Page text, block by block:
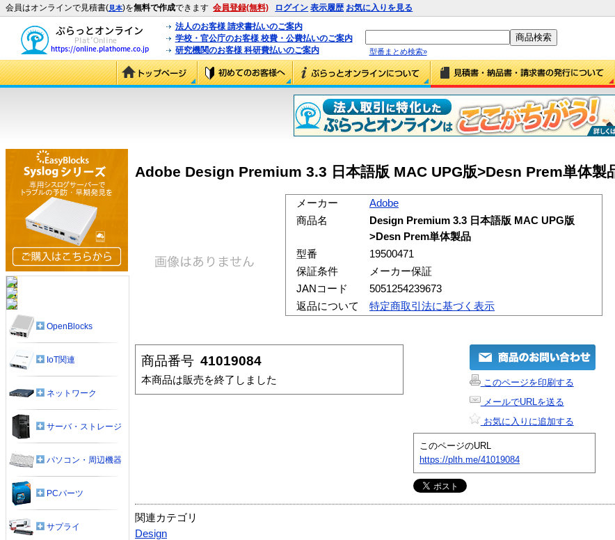
会員はオンラインで見積書(見本)を無料で作成できます 会員登録(無料) ログイン 表示履歴 お気に入りを見る
法人のお客様 請求書払いのご案内
学校・官公庁のお客様 校費・公費払いのご案内
研究機関のお客様 科研費払いのご案内
型番まとめ検索»
Adobe Design Premium 3.3 日本語版 MAC UPG版>Desn Prem単体製
メーカー
Adobe
商品名
Design Premium 3.3 日本語版 MAC UPG版
>Desn Prem単体製品
型番
19500471
保証条件
メーカー保証
JANコード
5051254239673
返品について
特定商取引法に基づく表示
商品番号 41019084
本商品は販売を終了しました
このページを印刷する
メールでURLを送る
お気に入りに追加する
このページのURL
https://plth.me/41019084
関連カテゴリ
Design
OpenBlocks
IoT関連
ネットワーク
サーバ・ストレージ
パソコン・周辺機器
PCパーツ
サプライ